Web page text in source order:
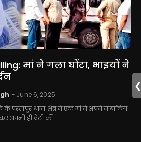
मां ने गला घोंटा, भाइयों ने
- June 6, 2025
परतापुर थाना क्षेत्र में एक मां ने अपने नाबालिग
अपनी ही बेटी की...